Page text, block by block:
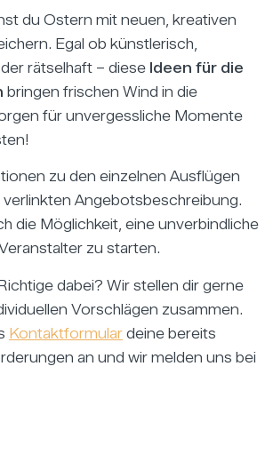
du Ostern mit neuen, kreativen
Egal ob künstlerisch,
rätselhaft – diese Ideen für die
bringen frischen Wind in die
für unvergessliche Momente
zu den einzelnen Ausflügen
Angebotsbeschreibung.
die Möglichkeit, eine unverbindliche
zu starten.
dabei? Wir stellen dir gerne
Vorschlägen zusammen.
Kontaktformular deine bereits
an und wir melden uns bei